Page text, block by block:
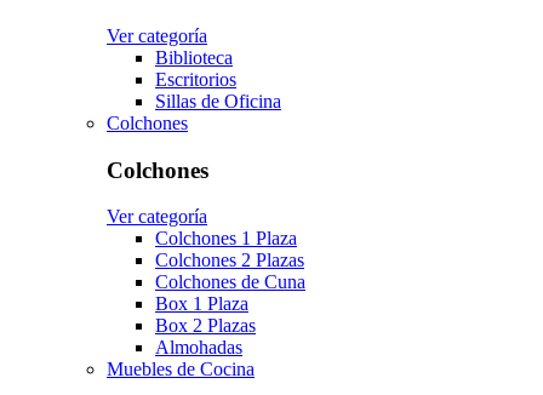
Ver categoría
Biblioteca
Escritorios
Sillas de Oficina
Colchones
Colchones
Ver categoría
Colchones 1 Plaza
Colchones 2 Plazas
Colchones de Cuna
Box 1 Plaza
Box 2 Plazas
Almohadas
Muebles de Cocina